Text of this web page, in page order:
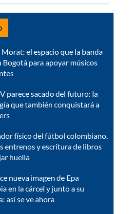
Morat: el espacio que la banda
Bogotá para apoyar músicos
parece sacado del futuro: la
que también conquistará a
físico del fútbol colombiano,
entrenos y escritura de libros
huella
nueva imagen de Epa
en la cárcel y junto a su
así se ve ahora